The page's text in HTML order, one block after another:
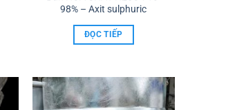
98% – Axit sulphuric
ĐỌC TIẾP